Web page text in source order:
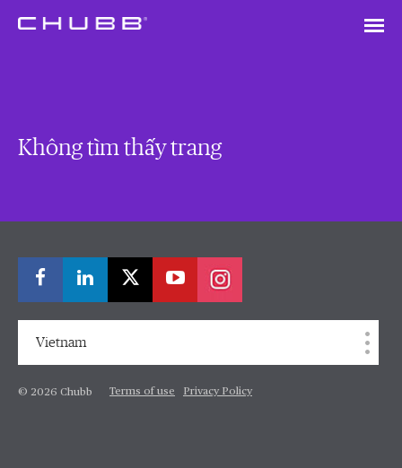
Không tìm thấy trang
Vietnam
© 2026 Chubb Terms of use Privacy Policy